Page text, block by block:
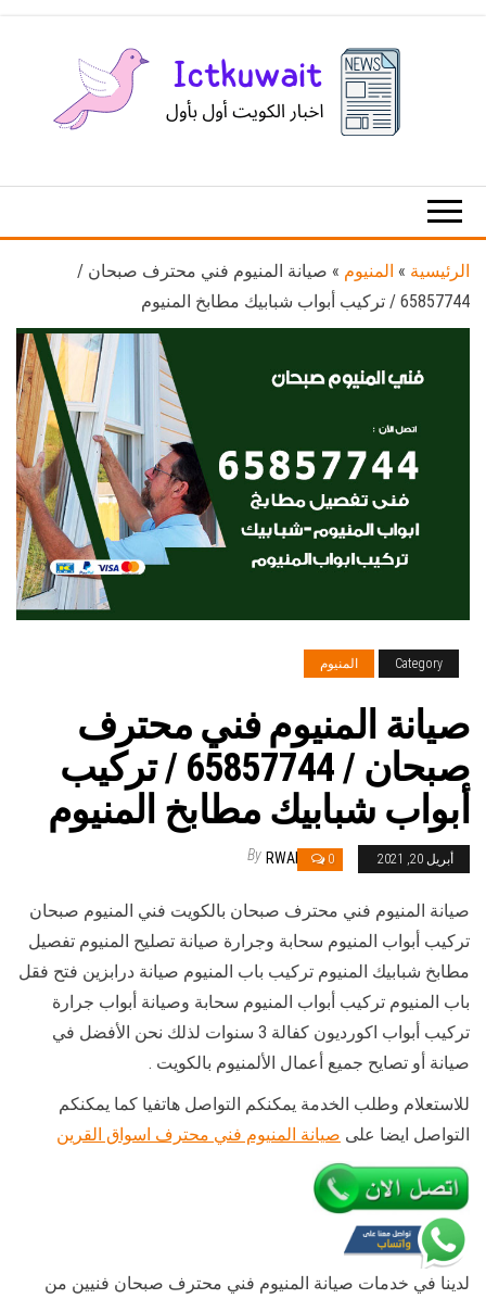
الكويت
الرئيسية » المنيوم » صيانة المنيوم فني محترف صبحان /
65857744 / تركيب أبواب شبابيك مطابخ المنيوم
Category المنيوم
صيانة المنيوم فني محترف
صبحان / 65857744 / تركيب
أبواب شبابيك مطابخ المنيوم
أبريل 20, 2021 0
By RWAN
صيانة المنيوم فني محترف صبحان بالكويت فني المنيوم صبحان
تركيب أبواب المنيوم سحابة وجرارة صيانة تصليح المنيوم تفصيل
مطابخ شبابيك المنيوم تركيب باب المنيوم صيانة درابزين فتح فقل
باب المنيوم تركيب أبواب المنيوم سحابة وصيانة أبواب جرارة
تركيب أبواب اكورديون كفالة 3 سنوات لذلك نحن الأفضل في
صيانة أو تصايح جميع أعمال الألمنيوم بالكويت .
للاستعلام وطلب الخدمة يمكنكم التواصل هاتفيا كما يمكنكم
التواصل ايضا على صيانة المنيوم فني محترف اسواق القرين
لدينا في خدمات صيانة المنيوم فني محترف صبحان فنيين من